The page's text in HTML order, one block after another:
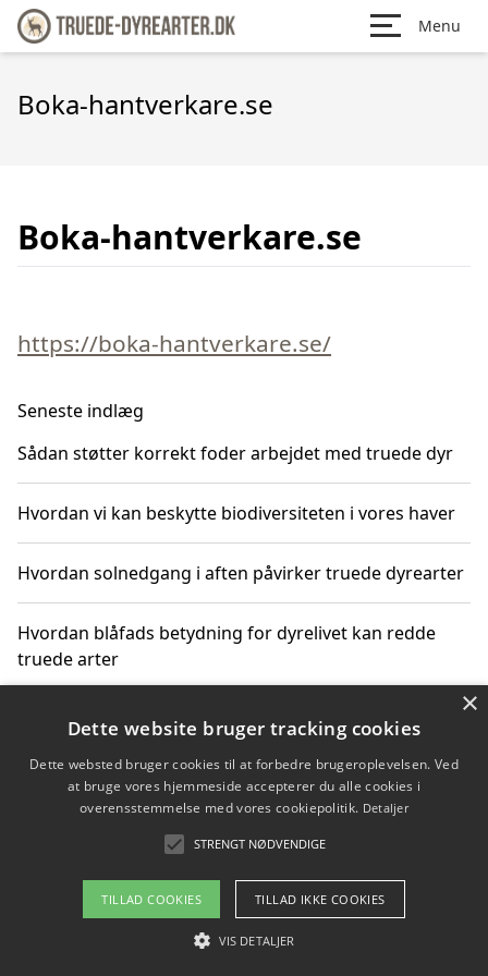
Menu
Boka-hantverkare.se
Boka-hantverkare.se
https://boka-hantverkare.se/
Seneste indlæg
Sådan støtter korrekt foder arbejdet med truede dyr
Hvordan vi kan beskytte biodiversiteten i vores haver
Hvordan solnedgang i aften påvirker truede dyrearter
Hvordan blåfads betydning for dyrelivet kan redde
truede arter
Hvordan kan gaver til unge voksne støtte bevarelsen
Copyright 2026 - Pilanto Aps
Om / kontakt
Blog Betingelser
×
Dette website bruger tracking cookies
Dette websted bruger cookies til at forbedre brugeroplevelsen. Ved
at bruge vores hjemmeside accepterer du alle cookies i
overensstemmelse med vores cookiepolitik. Detaljer
STRENGT NØDVENDIGE
TILLAD COOKIES TILLAD IKKE COOKIES
VIS DETALJER